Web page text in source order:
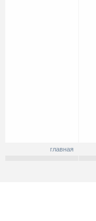
главная